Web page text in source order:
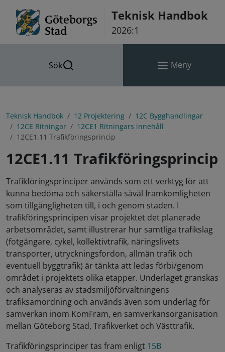
Teknisk Handbok
2026:1
Sök Meny
Teknisk Handbok 12 Projektering
12C Bygghandlingar
12CE Ritningar
12CE1 Ritningars innehåll
12CE1.11 Trafikföringsprincip
12CE1.11 Trafikföringsprincip
Trafikföringsprinciper används som ett verktyg för att
kunna bedöma och säkerställa såväl framkomligheten
som tillgängligheten till, i och genom staden. I
trafikföringsprincipen visar projektet det planerade
arbetsområdet, samt illustrerar hur samtliga trafikslag
(fotgängare, cykel, kollektivtrafik, näringslivets
transporter, utryckningsfordon, allmän trafik och
eventuell byggtrafik) är tänkta att ledas förbi/genom
området i projektets olika etapper. Underlaget granskas
och analyseras av stadsmiljöförvaltningens
trafiksamordning och används även som underlag för
samverkan inom KomFram, en samverkansorganisation
mellan Göteborg Stad, Trafikverket och Västtrafik.
Trafikföringsprinciper tas fram enligt 15B